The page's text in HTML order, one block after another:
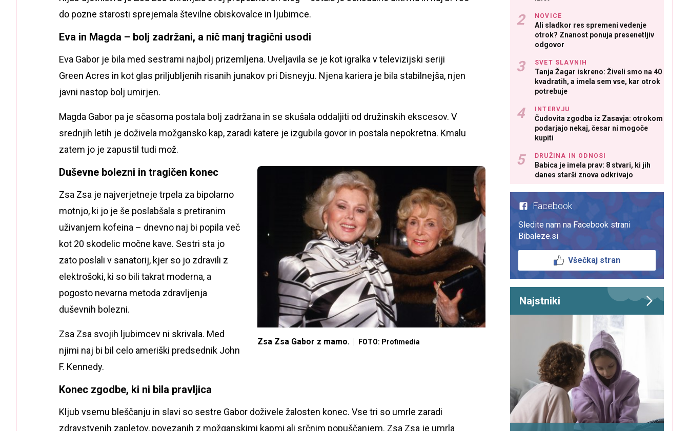
do pozne starosti sprejemala številne obiskovalce in ljubimce.
Eva in Magda – bolj zadržani, a nič manj tragični usodi
Eva Gabor je bila med sestrami najbolj prizemljena. Uveljavila se je kot igralka v televizijski seriji
Green Acres in kot glas priljubljenih risanih junakov pri Disneyju. Njena kariera je bila stabilnejša, njen
javni nastop bolj umirjen.
Magda Gabor pa je sčasoma postala bolj zadržana in se skušala oddaljiti od družinskih ekscesov. V
srednjih letih je doživela možgansko kap, zaradi katere je izgubila govor in postala nepokretna. Kmalu
zatem jo je zapustil tudi mož.
Zsa Zsa Gabor z mamo. FOTO: Profimedia
Duševne bolezni in tragičen konec
Zsa Zsa je najverjetneje trpela za bipolarno
motnjo, ki jo je še poslabšala s pretiranim
uživanjem kofeina – dnevno naj bi popila več
kot 20 skodelic močne kave. Sestri sta jo
zato poslali v sanatorij, kjer so jo zdravili z
elektrošoki, ki so bili takrat moderna, a
pogosto nevarna metoda zdravljenja
duševnih bolezni.
Zsa Zsa svojih ljubimcev ni skrivala. Med
njimi naj bi bil celo ameriški predsednik John
F. Kennedy.
Konec zgodbe, ki ni bila pravljica
Kljub vsemu bleščanju in slavi so sestre Gabor doživele žalosten konec. Vse tri so umrle zaradi
zdravstvenih zapletov, povezanih z možganskimi kapmi ali srčnim popuščanjem. Zsa Zsa je umrla
NOVICE
Ali sladkor res spremeni vedenje
otrok? Znanost ponuja presenetljiv
odgovor
SVET SLAVNIH
Tanja Žagar iskreno: Živeli smo na 40
kvadratih, a imela sem vse, kar otrok
potrebuje
INTERVJU
Čudovita zgodba iz Zasavja: otrokom
podarjajo nekaj, česar ni mogoče
kupiti
DRUŽINA IN ODNOSI
Babica je imela prav: 8 stvari, ki jih
danes starši znova odkrivajo
Facebook
Sledite nam na Facebook strani
Bibaleze.si
Všečkaj stran
Najstniki